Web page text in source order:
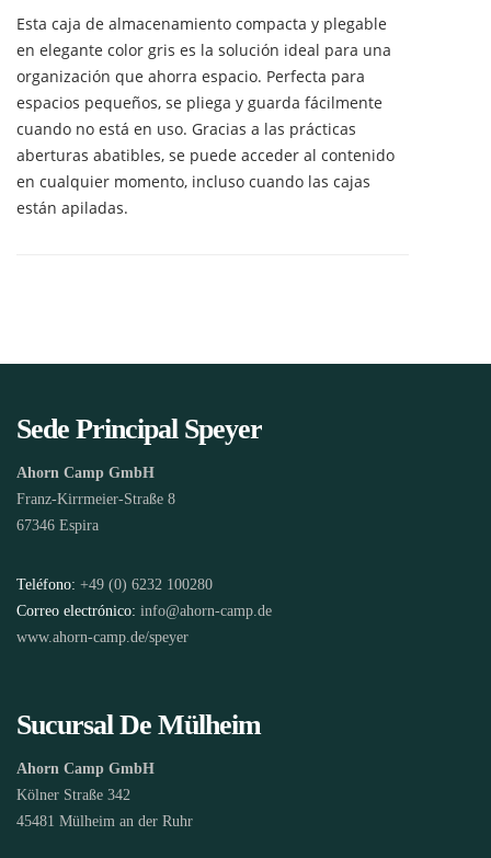
Esta caja de almacenamiento compacta y plegable
en elegante color gris es la solución ideal para una
organización que ahorra espacio. Perfecta para
espacios pequeños, se pliega y guarda fácilmente
cuando no está en uso. Gracias a las prácticas
aberturas abatibles, se puede acceder al contenido
en cualquier momento, incluso cuando las cajas
están apiladas.
Sede Principal Speyer
Ahorn Camp GmbH
Franz-Kirrmeier-Straße 8
67346 Espira
Teléfono: +49 (0) 6232 100280
Correo electrónico: info@ahorn-camp.de
www.ahorn-camp.de/speyer
Sucursal De Mülheim
Ahorn Camp GmbH
Kölner Straße 342
45481 Mülheim an der Ruhr